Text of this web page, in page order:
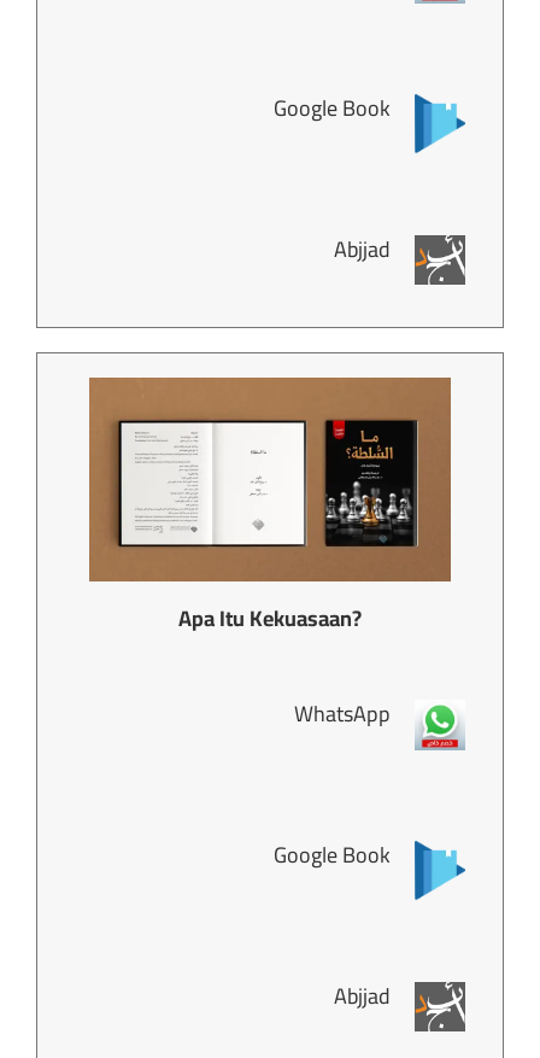
Google Book
Abjjad
Apa Itu Kekuasaan?
WhatsApp
Google Book
Abjjad